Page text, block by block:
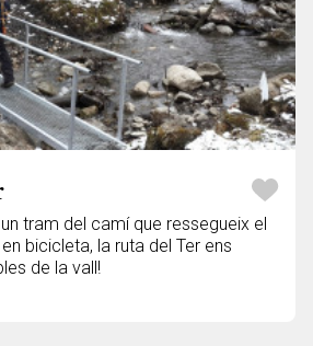
tram del camí que ressegueix el
bicicleta, la ruta del Ter ens
de la vall!